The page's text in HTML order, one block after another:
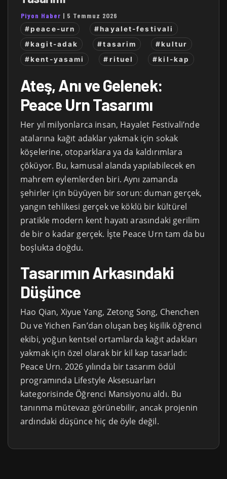
Piyon Haber | 5 Temmuz 2026
#peace-urn
#hayalet-festivali
#kagit-adak
#tasarim
#kultur
#kent-yasami
#rituel #kil-kap
Ateş, Anı ve Gelenek:
Peace Urn Tasarımı
Her yıl milyonlarca insan, Hayalet Festivali’nde
atalarına kağıt adaklar yakmak için sokak
köşelerine, otoparklara ya da kaldırımlara
çöküyor. Bu, kamusal alanda yapılabilecek en
mahrem eylemlerden biri. Aynı zamanda
şehirler için büyüyen bir sorun: duman gerçek,
yangın tehlikesi gerçek ve köklü bir kültürel
pratikle modern kent hayatı arasındaki gerilim
de bir o kadar gerçek. İşte Peace Urn tam da bu
boşlukta doğdu.
Tasarımın Arkasındaki
Düşünce
Hao Qian, Xiyue Yang, Zetong Song, Chenchen
Du ve Yichen Fan’dan oluşan beş kişilik öğrenci
ekibi, yoğun kentsel ortamlarda kağıt adakları
yakmak için özel olarak bir kil kap tasarladı:
Peace Urn. 2026 yılında bir tasarım ödül
programında Lifestyle Aksesuarları
kategorisinde Öğrenci Mansiyonu aldı. Bu
tanınma mütevazı görünebilir, ancak projenin
ardındaki düşünce hiç de öyle değil.